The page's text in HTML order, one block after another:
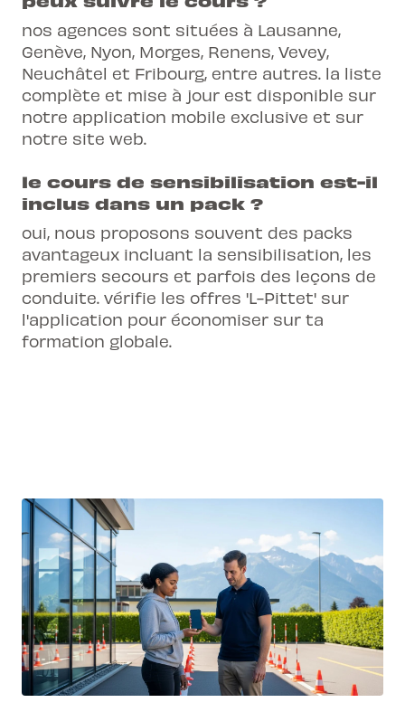
nos agences sont situées à Lausanne,
Genève, Nyon, Morges, Renens, Vevey,
Neuchâtel et Fribourg, entre autres. la liste
complète et mise à jour est disponible sur
notre application mobile exclusive et sur
notre site web.
le cours de sensibilisation est-il
inclus dans un pack ?
oui, nous proposons souvent des packs
avantageux incluant la sensibilisation, les
premiers secours et parfois des leçons de
conduite. vérifie les offres 'L-Pittet' sur
l'application pour économiser sur ta
formation globale.